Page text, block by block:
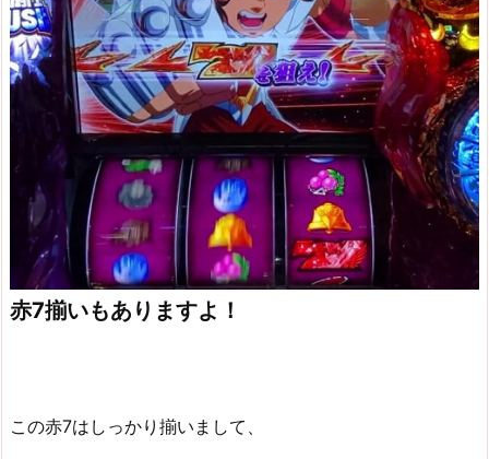
赤7揃いもありますよ！
この赤7はしっかり揃いまして、